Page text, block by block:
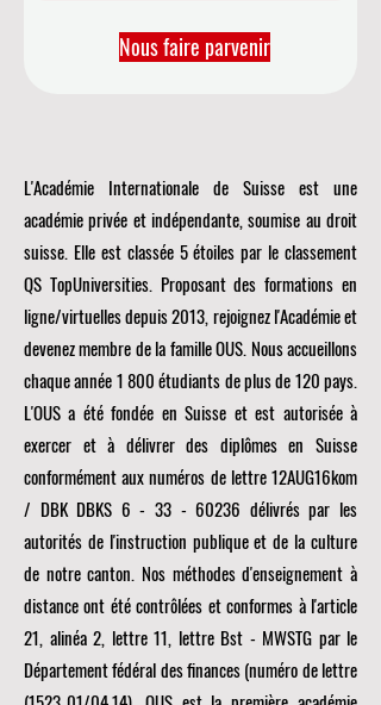
L'Académie Internationale de Suisse est une
académie privée et indépendante, soumise au droit
suisse. Elle est classée 5 étoiles par le classement
QS TopUniversities. Proposant des formations en
ligne/virtuelles depuis 2013, rejoignez l'Académie et
devenez membre de la famille OUS. Nous accueillons
chaque année 1 800 étudiants de plus de 120 pays.
L'OUS a été fondée en Suisse et est autorisée à
exercer et à délivrer des diplômes en Suisse
conformément aux numéros de lettre 12AUG16kom
/ DBK DBKS 6 - 33 - 60236 délivrés par les
autorités de l'instruction publique et de la culture
de notre canton. Nos méthodes d'enseignement à
distance ont été contrôlées et conformes à l'article
21, alinéa 2, lettre 11, lettre Bst - MWSTG par le
Département fédéral des finances (numéro de lettre
Nous faire parvenir